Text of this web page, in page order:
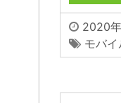
2020
モバイ